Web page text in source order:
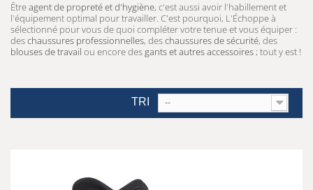
Êtreagent de propreté et d'hygiène, c'est aussi avoir l'habillement et
l'équipement optimal pour travailler. C'est pourquoi, L'Échoppe à
sélectionné pour vous de quoi compléter votre tenue et vous équiper :
deschaussures professionnelles, deschaussures de sécurité, des
blouses de travail ou encore desgants et autres accessoires; tout y est !
TRI --